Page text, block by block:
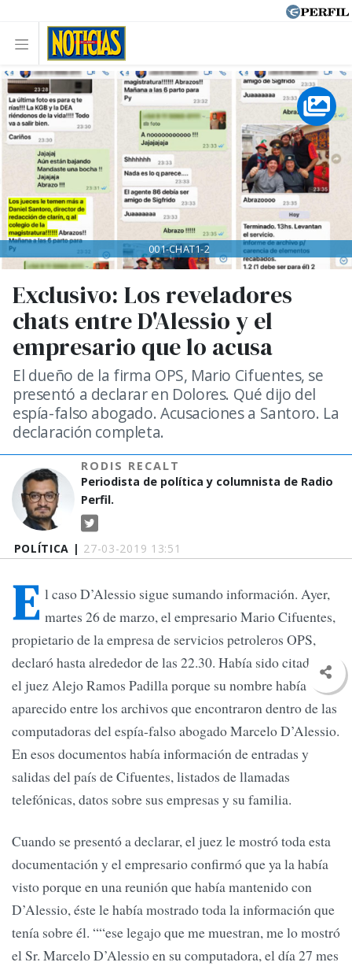
POLÍTICA | 27-03-2019 13:51
Exclusivo: Los reveladores
chats entre D'Alessio y el
empresario que lo acusa
El dueño de la firma OPS, Mario Cifuentes, se
presentó a declarar en Dolores. Qué dijo del
espía-falso abogado. Acusaciones a Santoro. La
declaración completa.
RODIS RECALT
Periodista de política y columnista de Radio
Perfil.
001-CHAT1-2
E l caso D’Alessio sigue sumando información. Ayer,
martes 26 de marzo, el empresario Mario Cifuentes,
propietario de la empresa de servicios petroleros OPS,
declaró hasta alrededor de las 22.30. Había sido citado por
el juez Alejo Ramos Padilla porque su nombre había
aparecido entre los archivos que encontraron dentro de las
computadoras del espía-falso abogado Marcelo D’Alessio.
En esos documentos había información de entradas y
salidas del país de Cifuentes, listados de llamadas
telefónicas, datos sobre sus empresas y su familia.
Cuando se presentó a declarar, el juez le mostró toda esta
documentación y el empresario confirmó que ya la había
visto porque en una reunión que había mantenido con
D’Alessio, éste le había mostrado toda la información que
tenía sobre él. ““ese legajo que me muestran, me lo mostró
el Sr. Marcelo D’Alessio en su computadora, el día 27 mes